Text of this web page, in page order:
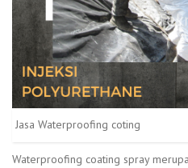
Jasa Waterproofing coting
Waterproofing coating spray